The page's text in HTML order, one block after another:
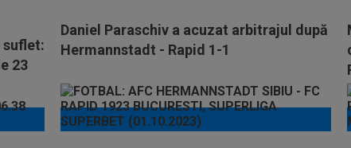
suflet:
23
Daniel Paraschiv a acuzat arbitrajul după
Hermannstadt - Rapid 1-1